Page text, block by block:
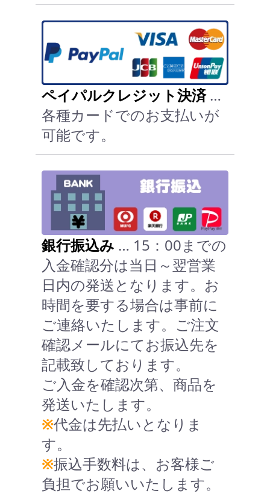
ペイパルクレジット決済…
各種カードでのお支払いが
可能です。
銀行振込み … 15：00までの
入金確認分は当日～翌営業
日内の発送となります。お
時間を要する場合は事前に
ご連絡いたします。ご注文
確認メールにてお振込先を
記載致しております。
ご入金を確認次第、商品を
発送いたします。
※代金は先払いとなりま
す。
※振込手数料は、お客様ご
負担でお願いいたします。